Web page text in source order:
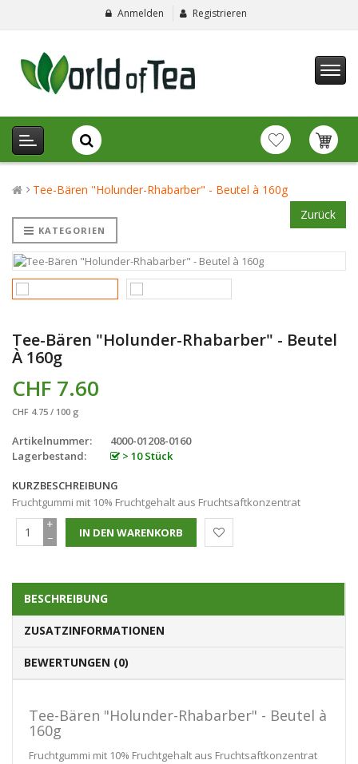
Anmelden Registrieren
Tee-Bären "Holunder-Rhabarber" - Beutel à 160g
Zurück
KATEGORIEN
Tee-Bären "Holunder-Rhabarber" - Beutel
À 160g
CHF 7.60
CHF 4.75 / 100 g
Artikelnummer:
4000-01208-0160
Lagerbestand:
> 10 Stück
KURZBESCHREIBUNG
Fruchtgummi mit 10% Fruchtgehalt aus Fruchtsaftkonzentrat
−
+
BESCHREIBUNG
ZUSATZINFORMATIONEN
BEWERTUNGEN (0)
Tee-Bären "Holunder-Rhabarber" - Beutel à
160g
Fruchtgummi mit 10% Fruchtgehalt aus Fruchtsaftkonzentrat